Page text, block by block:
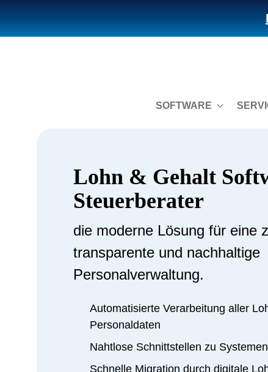
SOFTWARE
Lohn & Gehalt
Steuerberater
die moderne Lösung für eine
transparente und nachhaltige
Personalverwaltung.
Automatisierte Verarbeitung aller
Personaldaten
Nahtlose Schnittstellen zu
Schnelle Migration durch digitale